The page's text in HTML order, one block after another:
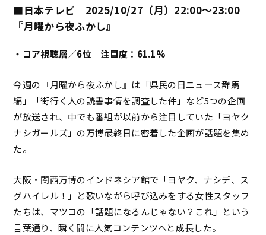
■日本テレビ 2025/10/27（月）22:00～23:00
『月曜から夜ふかし』
・コア視聴層／6位 注目度：61.1%
今週の『月曜から夜ふかし』は「県民の日ニュース群馬
編」「街行く人の読書事情を調査した件」など5つの企画
が放送され、中でも番組が以前から注目していた「ヨヤク
ナシガールズ」の万博最終日に密着した企画が話題を集め
た。
大阪・関西万博のインドネシア館で「ヨヤク、ナシデ、ス
グハイレル！」と歌いながら呼び込みをする女性スタッフ
たちは、マツコの「話題になるんじゃない？これ」という
言葉通り、瞬く間に人気コンテンツへと成長した。